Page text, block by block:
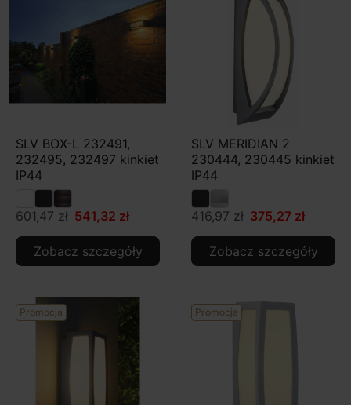
SLV BOX-L 232491,
232495, 232497 kinkiet
IP44
601,47 zł 541,32 zł
Zobacz szczegóły
SLV MERIDIAN 2
230444, 230445 kinkiet
IP44
416,97 zł 375,27 zł
Zobacz szczegóły
Promocja Promocja